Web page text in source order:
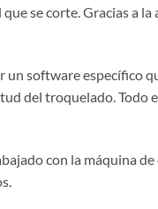
se corte. Gracias a
un software específico
del troquelado.
con la máquina